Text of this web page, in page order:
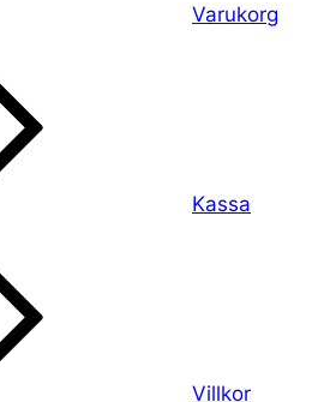
Varukorg
Kassa
Villkor